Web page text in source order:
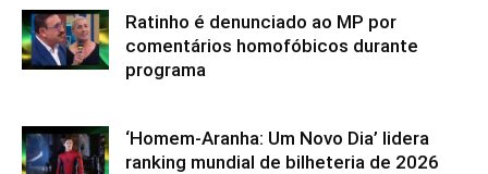
Ratinho é denunciado ao MP por
comentários homofóbicos durante
programa
‘Homem-Aranha: Um Novo Dia’ lidera
ranking mundial de bilheteria de 2026